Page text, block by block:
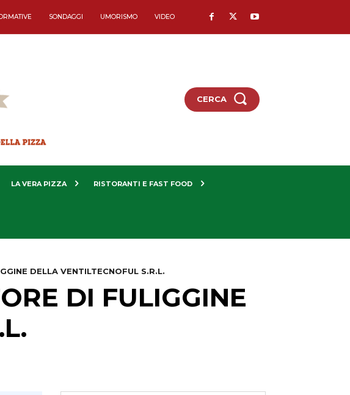
SONDAGGI UMORISMO VIDEO
CERCA
LA VERA PIZZA RISTORANTI E FAST FOOD
DELLA VENTILTECNOFUL S.R.L.
DI FULIGGINE